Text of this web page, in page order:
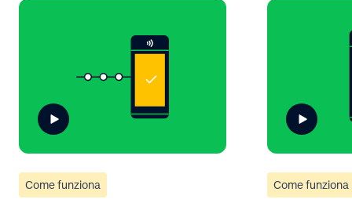
Come funziona Come funziona